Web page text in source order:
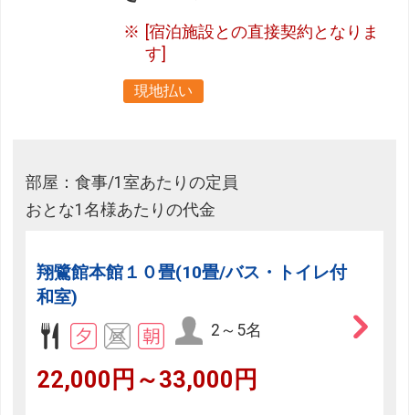
[宿泊施設との直接契約となりま
す]
現地払い
部屋：食事/1室あたりの定員
おとな1名様あたりの代金
翔鷺館本館１０畳(10畳/バス・トイレ付
和室)
2～5名
22,000円～33,000円